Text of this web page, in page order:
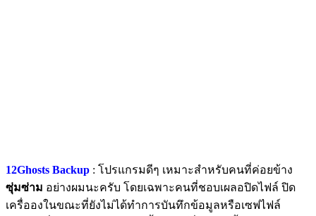
12Ghosts Backup : โปรแกรมดีๆ เหมาะสำหรับคนที่ค่อยข้าง
ซุ่มซ่าม อย่างผมนะครับ โดยเฉพาะคนที่ชอบเผลอปิดไฟล์ ปิด
เครื่อองในขณะที่ยังไม่ได้ทำการบันทึกข้อมูลหรือเซฟไฟล์